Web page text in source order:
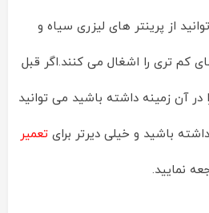
از پرینتر های لیزری سیاه و
کم تری را اشغال می کنند.اگر قبل
در آن زمینه داشته باشید می توانید
باشید و خیلی دیرتر برای تعمیر
نمایید.